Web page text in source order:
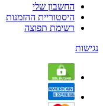
החשבון שלי
היסטוריית ההזמנות
רשימת תפוצה
נגישות